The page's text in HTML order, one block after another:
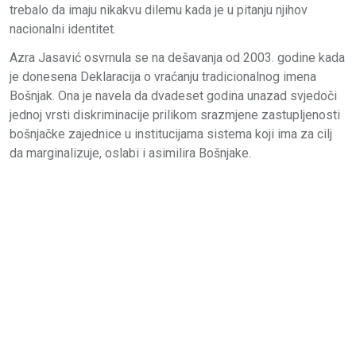
trebalo da imaju nikakvu dilemu kada je u pitanju njihov
nacionalni identitet.
Azra Jasavić osvrnula se na dešavanja od 2003. godine kada
je donesena Deklaracija o vraćanju tradicionalnog imena
Bošnjak. Ona je navela da dvadeset godina unazad svjedoči
jednoj vrsti diskriminacije prilikom srazmjene zastupljenosti
bošnjačke zajednice u institucijama sistema koji ima za cilj
da marginalizuje, oslabi i asimilira Bošnjake.